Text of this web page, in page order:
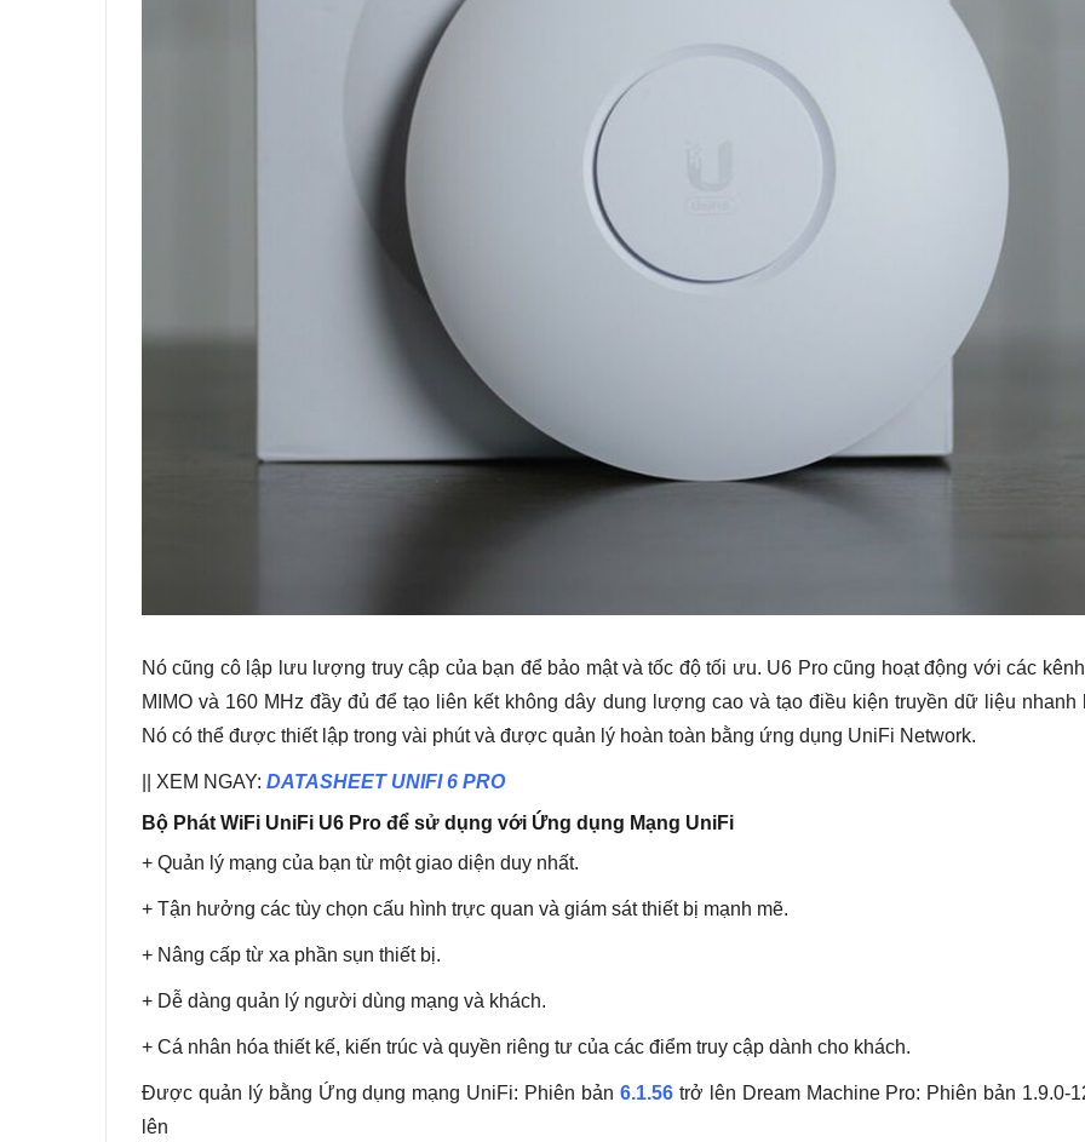
Nó cũng cô lập lưu lượng truy cập của bạn để bảo mật và tốc độ tối ưu. U6 Pro cũng hoạt động với các
MIMO và 160 MHz đầy đủ để tạo liên kết không dây dung lượng cao và tạo điều kiện truyền dữ liệu nhanh
Nó có thể được thiết lập trong vài phút và được quản lý hoàn toàn bằng ứng dụng UniFi Network.
|| XEM NGAY: DATASHEET UNIFI 6 PRO
Bộ Phát WiFi UniFi U6 Pro để sử dụng với Ứng dụng Mạng UniFi
+ Quản lý mạng của bạn từ một giao diện duy nhất.
+ Tận hưởng các tùy chọn cấu hình trực quan và giám sát thiết bị mạnh mẽ.
+ Nâng cấp từ xa phần sụn thiết bị.
+ Dễ dàng quản lý người dùng mạng và khách.
+ Cá nhân hóa thiết kế, kiến ​​trúc và quyền riêng tư của các điểm truy cập dành cho khách.
Được quản lý bằng Ứng dụng mạng UniFi: Phiên bản 6.1.56trở lên Dream Machine Pro: Phiên bản 1.9.0-
lên